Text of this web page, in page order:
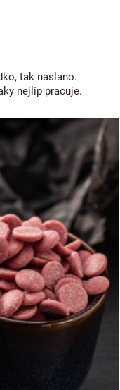
tak naslano.
nejlíp pracuje.